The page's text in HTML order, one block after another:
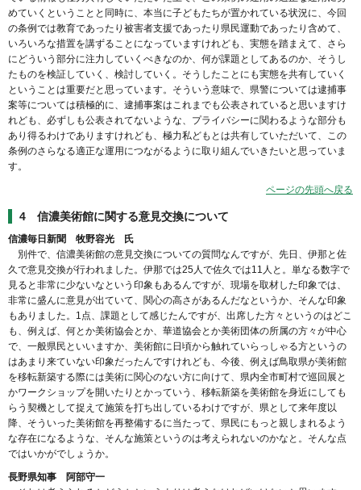
めていくということと同時に、本当に子どもたちが置かれている状況に、今回
の条例では教育であったり被害者支援であったり県民運動であったり含めて、
いろいろな措置を講ずることになっていますけれども、実態を踏まえて、さら
にどういう部分に注力していくべきなのか、何が課題としてあるのか、そうし
たものを検証していく、検討していく。そうしたことにも実態を共有していく
ということは重要だと思っています。そういう意味で、県警については逮捕事
案等については積極的に、逮捕事案はこれまでも公表されていると思いますけ
れども、必ずしも公表されてないような、プライバシーに関わるような部分も
あり得るわけでありますけれども、極力私どもとは共有していただいて、この
条例のさらなる適正な運用につながるように取り組んでいきたいと思っていま
す。
ページの先頭へ戻る
4 信濃美術館に関する意見交換について
信濃毎日新聞 牧野容光 氏
別件で、信濃美術館の意見交換についての質問なんですが、先日、伊那と佐
久で意見交換が行われました。伊那では25人で佐久では11人と。単なる数字で
見ると非常に少ないなという印象もあるんですが、現場を取材した印象では、
非常に盛んに意見が出ていて、関心の高さがあるんだなというか、そんな印象
もありました。1点、課題として感じたんですが、出席した方々というのはどこ
も、例えば、何とか美術協会とか、華道協会とか美術団体の所属の方々が中心
で、一般県民といいますか、美術館に日頃から触れていらっしゃる方というの
はあまり来ていない印象だったんですけれども、今後、例えば鳥取県が美術館
を移転新築する際には美術に関心のない方に向けて、県内全市町村で巡回展と
かワークショップを開いたりとかっていう、移転新築を美術館を身近にしても
らう契機として捉えて施策を打ち出しているわけですが、県として来年度以
降、そういった美術館を再整備するに当たって、県民にもっと親しまれるよう
な存在になるような、そんな施策というのは考えられないのかなと。そんな点
ではいかがでしょうか。
長野県知事 阿部守一